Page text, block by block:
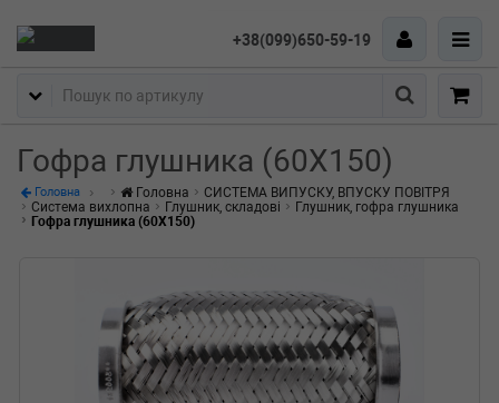
+38(099)650-59-19
Пошук
Гофра глушника (60X150)
Головна Головна
СИСТЕМА ВИПУСКУ, ВПУСКУ ПОВІТРЯ
Система вихлопна
Глушник, складові
Глушник, гофра глушника
Гофра глушника (60X150)